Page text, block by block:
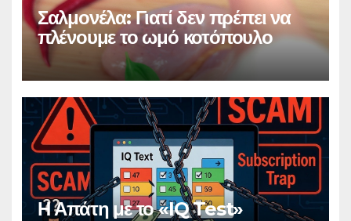
Σαλμονέλα: Γιατί δεν πρέπει να
πλένουμε το ωμό κοτόπουλο
Η Απάτη με το «IQ Test»